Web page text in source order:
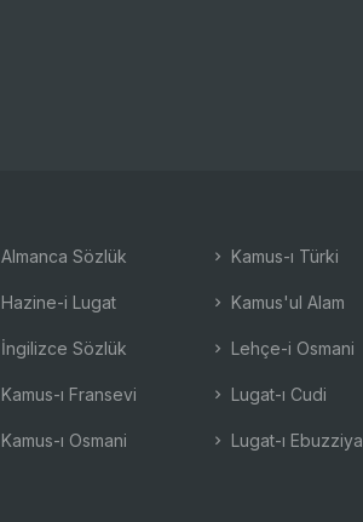
Almanca Sözlük
Hazine-i Lugat
İngilizce Sözlük
Kamus-ı Fransevi
Kamus-ı Osmani
Kamus-ı Türki
Kamus'ul Alam
Lehçe-i Osmani
Lugat-ı Cudi
Lugat-ı Ebuzziya